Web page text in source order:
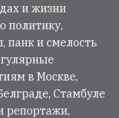
и жизни
политику,
панк и смелость
в Москве,
Стамбуле
репортажи,